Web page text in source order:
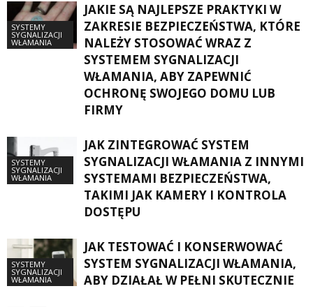
SYSTEMY
SYGNALIZACJI
WŁAMANIA
JAKIE SĄ NAJLEPSZE PRAKTYKI W
ZAKRESIE BEZPIECZEŃSTWA, KTÓRE
NALEŻY STOSOWAĆ WRAZ Z
SYSTEMEM SYGNALIZACJI
WŁAMANIA, ABY ZAPEWNIĆ
OCHRONĘ SWOJEGO DOMU LUB
FIRMY
SYSTEMY
SYGNALIZACJI
WŁAMANIA
JAK ZINTEGROWAĆ SYSTEM
SYGNALIZACJI WŁAMANIA Z INNYMI
SYSTEMAMI BEZPIECZEŃSTWA,
TAKIMI JAK KAMERY I KONTROLA
DOSTĘPU
SYSTEMY
SYGNALIZACJI
WŁAMANIA
JAK TESTOWAĆ I KONSERWOWAĆ
SYSTEM SYGNALIZACJI WŁAMANIA,
ABY DZIAŁAŁ W PEŁNI SKUTECZNIE